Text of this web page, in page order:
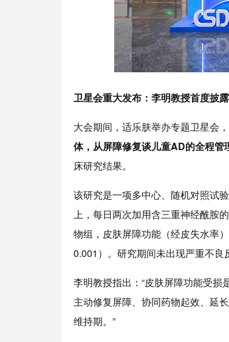
卫星会重大发布：李明教授首度披
大会期间，适乐肤举办专题卫星会
体，从屏障修复谈儿童AD的全程管
床研究结果。
该研究是一项多中心、随机对照试
上，每日两次加用含三重神经酰胺
物组，皮肤屏障功能（经皮失水率
0.001）。研究期间未出现严重不良
李明教授指出：“皮肤屏障功能受
主动修复屏障、协同药物起效、延
维持期。”